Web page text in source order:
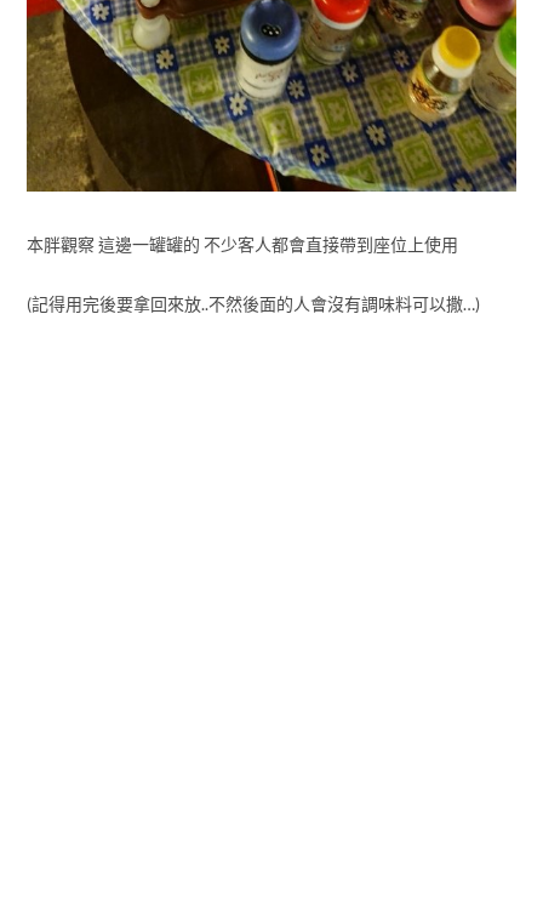
本胖觀察 這邊一罐罐的 不少客人都會直接帶到座位上使用
(記得用完後要拿回來放..不然後面的人會沒有調味料可以撒…)